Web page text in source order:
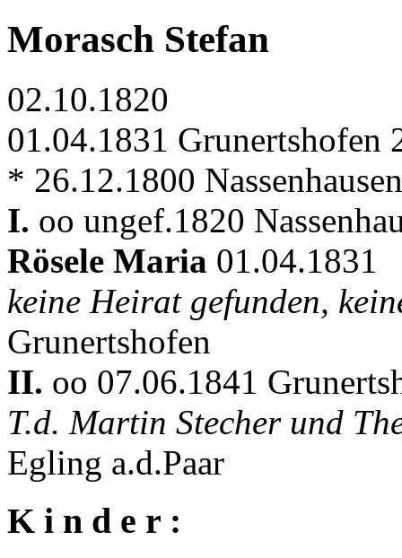
Morasch Stefan
02.10.1820
01.04.1831 Grunertshofen
* 26.12.1800 Nassenhausen
I. oo ungef.1820
Rösele Maria 01.04.1831
keine Heirat gefunden,
Grunertshofen
II. oo 07.06.1841
T.d. Martin Stecher und
Egling a.d.Paar
K i n d e r :